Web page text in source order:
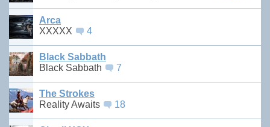
Arca
XXXXX
4
Black Sabbath
Black Sabbath
7
The Strokes
Reality Awaits
18